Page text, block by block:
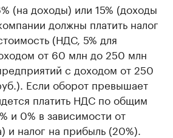
(на доходы) или 15% (доходы
должны платить налог
(НДС, 5% для
от 60 млн до 250 млн
с доходом от 250
Если оборот превышает
платить НДС по общим
и 0% в зависимости от
и налог на прибыль (20%).